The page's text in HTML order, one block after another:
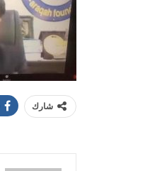
شارك